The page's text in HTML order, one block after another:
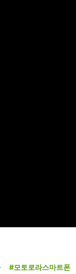
#모토로라스마트폰